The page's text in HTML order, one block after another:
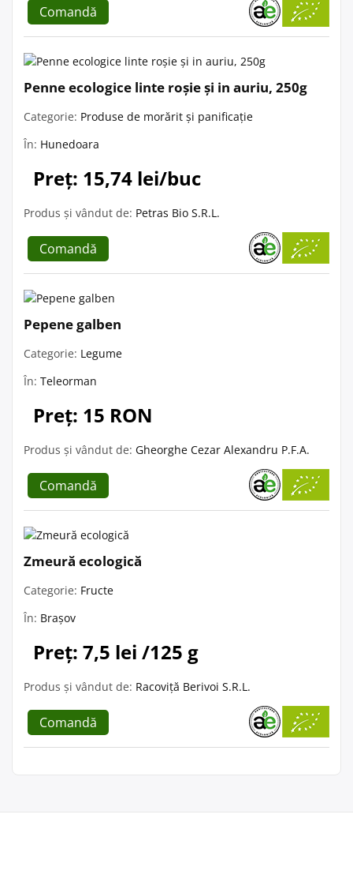
Comandă
Penne ecologice linte roșie și in auriu, 250g
Categorie: Produse de morărit și panificație
În: Hunedoara
Preț: 15,74 lei/buc
Produs și vândut de: Petras Bio S.R.L.
Comandă
Pepene galben
Categorie: Legume
În: Teleorman
Preț: 15 RON
Produs și vândut de: Gheorghe Cezar Alexandru P.F.A.
Comandă
Zmeură ecologică
Categorie: Fructe
În: Brașov
Preț: 7,5 lei /125 g
Produs și vândut de: Racoviță Berivoi S.R.L.
Comandă